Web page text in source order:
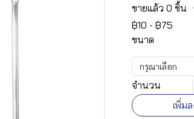
ขายแล้ว 0 ชิ้น
฿10 - ฿75
ขนาด
กรุณาเลือก
จำนวน
เพิ่ม